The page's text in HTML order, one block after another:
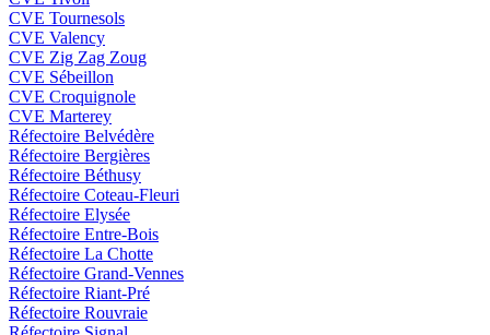
CVE Tournesols
CVE Valency
CVE Zig Zag Zoug
CVE Sébeillon
CVE Croquignole
CVE Marterey
Réfectoire Belvédère
Réfectoire Bergières
Réfectoire Béthusy
Réfectoire Coteau-Fleuri
Réfectoire Elysée
Réfectoire Entre-Bois
Réfectoire La Chotte
Réfectoire Grand-Vennes
Réfectoire Riant-Pré
Réfectoire Rouvraie